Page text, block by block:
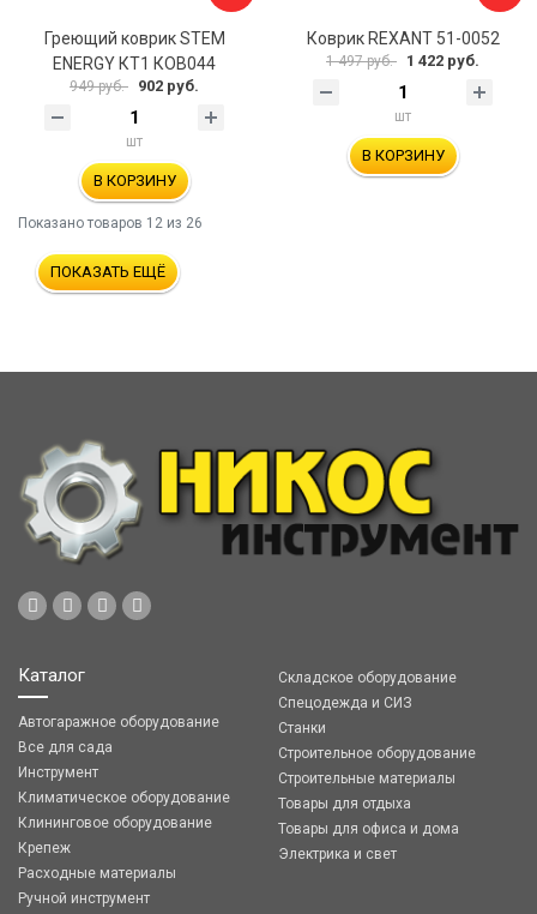
Греющий коврик STEM
ENERGY КТ1 КОВ044
949 руб. 902 руб.
шт
В КОРЗИНУ
Коврик REXANT 51-0052
1 497 руб. 1 422 руб.
шт
В КОРЗИНУ
Показано товаров 12 из 26
ПОКАЗАТЬ ЕЩЁ
Каталог
Автогаражное оборудование
Все для сада
Инструмент
Климатическое оборудование
Клининговое оборудование
Крепеж
Расходные материалы
Ручной инструмент
Складское оборудование
Спецодежда и СИЗ
Станки
Строительное оборудование
Строительные материалы
Товары для отдыха
Товары для офиса и дома
Электрика и свет